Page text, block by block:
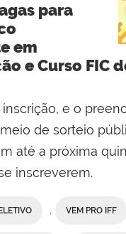
para
em
e Curso FIC
e o
de sorteio
até a próxima
inscreverem.
, VEM PRO IFF